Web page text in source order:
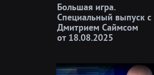
Большая игра.
Специальный выпуск с
Дмитрием Саймсом
от 18.08.2025